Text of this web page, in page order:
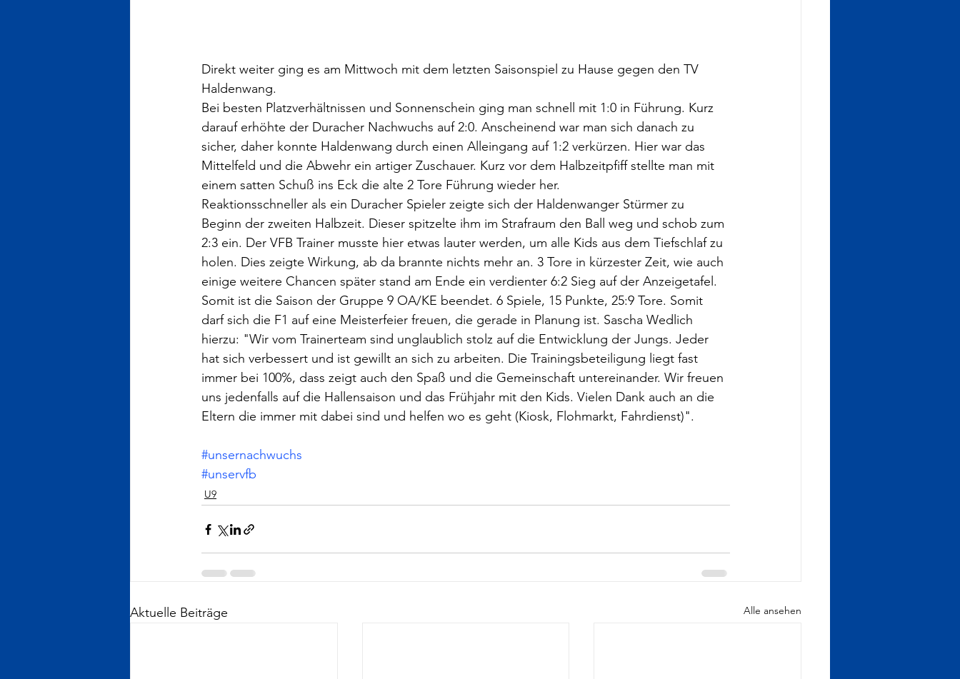
Direkt weiter ging es am Mittwoch mit dem letzten Saisonspiel zu Hause gegen den TV
Haldenwang.
Bei besten Platzverhältnissen und Sonnenschein ging man schnell mit 1:0 in Führung. Kurz
darauf erhöhte der Duracher Nachwuchs auf 2:0. Anscheinend war man sich danach zu
sicher, daher konnte Haldenwang durch einen Alleingang auf 1:2 verkürzen. Hier war das
Mittelfeld und die Abwehr ein artiger Zuschauer. Kurz vor dem Halbzeitpfiff stellte man mit
einem satten Schuß ins Eck die alte 2 Tore Führung wieder her.
Reaktionsschneller als ein Duracher Spieler zeigte sich der Haldenwanger Stürmer zu
Beginn der zweiten Halbzeit. Dieser spitzelte ihm im Strafraum den Ball weg und schob zum
2:3 ein. Der VFB Trainer musste hier etwas lauter werden, um alle Kids aus dem Tiefschlaf zu
holen. Dies zeigte Wirkung, ab da brannte nichts mehr an. 3 Tore in kürzester Zeit, wie auch
einige weitere Chancen später stand am Ende ein verdienter 6:2 Sieg auf der Anzeigetafel.
Somit ist die Saison der Gruppe 9 OA/KE beendet. 6 Spiele, 15 Punkte, 25:9 Tore. Somit
darf sich die F1 auf eine Meisterfeier freuen, die gerade in Planung ist. Sascha Wedlich
hierzu: "Wir vom Trainerteam sind unglaublich stolz auf die Entwicklung der Jungs. Jeder
hat sich verbessert und ist gewillt an sich zu arbeiten. Die Trainingsbeteiligung liegt fast
immer bei 100%, dass zeigt auch den Spaß und die Gemeinschaft untereinander. Wir freuen
uns jedenfalls auf die Hallensaison und das Frühjahr mit den Kids. Vielen Dank auch an die
Eltern die immer mit dabei sind und helfen wo es geht (Kiosk, Flohmarkt, Fahrdienst)".
#unsernachwuchs
#unservfb
U9
Aktuelle Beiträge Alle ansehen